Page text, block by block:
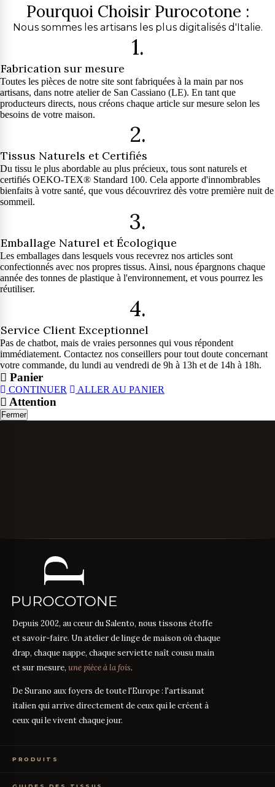
Pourquoi Choisir Purocotone :
Nous sommes les artisans les plus digitalisés d'Italie.
1.
Fabrication sur mesure
Toutes les pièces de notre site sont fabriquées à la main par nos
artisans, dans notre atelier de San Cassiano (LE). En tant que
producteurs directs, nous créons chaque article sur mesure selon les
besoins de votre maison.
2.
Tissus Naturels et Certifiés
Du tissu le plus abordable au plus précieux, tous sont naturels et
certifiés OEKO-TEX® Standard 100. Cela apporte d'innombrables
bienfaits à votre santé, que vous découvrirez dès votre première nuit de
sommeil.
3.
Emballage Naturel et Écologique
Les emballages dans lesquels vous recevrez nos articles sont
confectionnés avec nos propres tissus. Ainsi, nous épargnons chaque
année des tonnes de plastique à l'environnement, et vous pourrez les
réutiliser.
4.
Service Client Exceptionnel
Pas de chatbot, mais de vraies personnes qui vous répondent
immédiatement. Contactez nos conseillers pour tout doute concernant
votre commande, du lundi au vendredi de 9h à 13h et de 14h à 18h.
Panier
CONTINUER ALLER AU PANIER
Attention
Fermer
Depuis 2002, au cœur du Salento, nous tissons étoffe
et savoir-faire. Un atelier de linge de maison où chaque
drap, chaque nappe, chaque serviette naît cousu main
et sur mesure, une pièce à la fois.
De Surano aux foyers de toute l'Europe : l'artisanat
italien qui arrive directement de ceux qui le créent à
ceux qui le vivent chaque jour.
PRODUITS